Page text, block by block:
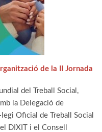
de la II Jornada
del Treball Social,
la Delegació de
Oficial de Treball Social
DIXIT i el Consell